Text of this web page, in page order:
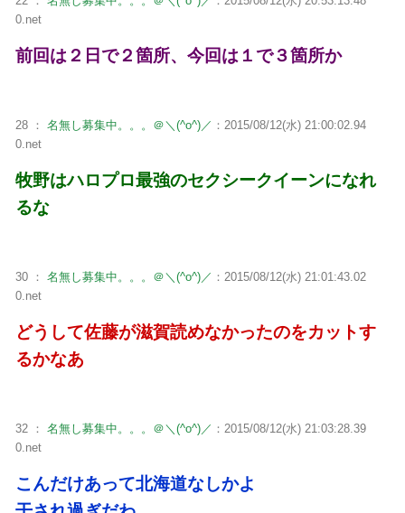
0.net
前回は２日で２箇所、今回は１で３箇所か
28 ： 名無し募集中。。。＠＼(^o^)／ ：2015/08/12(水) 21:00:02.94
0.net
牧野はハロプロ最強のセクシークイーンになれ
るな
30 ： 名無し募集中。。。＠＼(^o^)／ ：2015/08/12(水) 21:01:43.02
0.net
どうして佐藤が滋賀読めなかったのをカットす
るかなあ
32 ： 名無し募集中。。。＠＼(^o^)／ ：2015/08/12(水) 21:03:28.39
0.net
こんだけあって北海道なしかよ